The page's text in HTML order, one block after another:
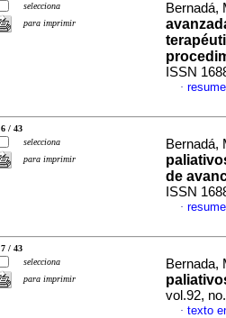
selecciona
para imprimir
Bernadá,
ISSN
·
6 / 43
selecciona
para imprimir
Bernadá,
de
ISSN
·
7 / 43
selecciona
para imprimir
Bernada,
vol.92,
· texto